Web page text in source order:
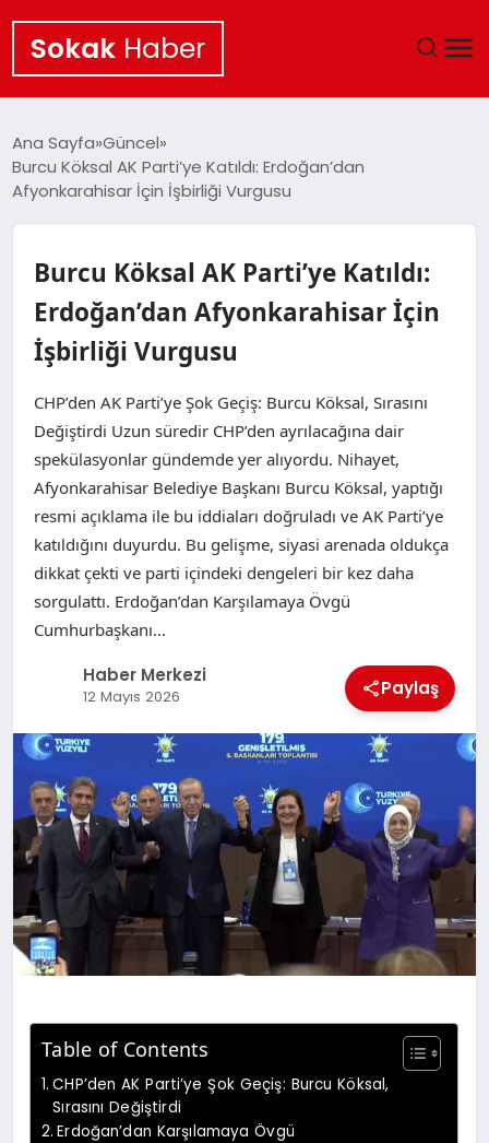
Sokak Haber
EKONOMI
KÜLTÜR SANAT
SAĞLIK
TEKNOLOJI
Ana Sayfa Güncel
Burcu Köksal AK Parti’ye Katıldı: Erdoğan’dan
Afyonkarahisar İçin İşbirliği Vurgusu
Burcu Köksal AK Parti’ye Katıldı:
Erdoğan’dan Afyonkarahisar İçin
İşbirliği Vurgusu
CHP’den AK Parti’ye Şok Geçiş: Burcu Köksal, Sırasını
Değiştirdi Uzun süredir CHP’den ayrılacağına dair
spekülasyonlar gündemde yer alıyordu. Nihayet,
Afyonkarahisar Belediye Başkanı Burcu Köksal, yaptığı
resmi açıklama ile bu iddiaları doğruladı ve AK Parti’ye
katıldığını duyurdu. Bu gelişme, siyasi arenada oldukça
dikkat çekti ve parti içindeki dengeleri bir kez daha
sorgulattı. Erdoğan’dan Karşılamaya Övgü
Cumhurbaşkanı…
Haber Merkezi
12 Mayıs 2026 Paylaş
Table of Contents
CHP’den AK Parti’ye Şok Geçiş: Burcu Köksal,
Sırasını Değiştirdi
Erdoğan’dan Karşılamaya Övgü